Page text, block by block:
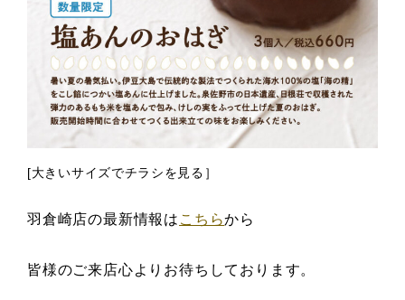
[大きいサイズでチラシを見る ］
羽倉崎店の最新情報は こちらから
皆様のご来店心よりお待ちしております。